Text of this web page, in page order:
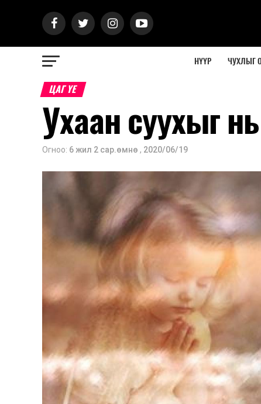
НҮҮР ЧУХЛЫГ
ЦАГ ҮЕ
Ухаан суухыг
Огноо: 6 жил 2 сар.өмнө , 2020/06/19